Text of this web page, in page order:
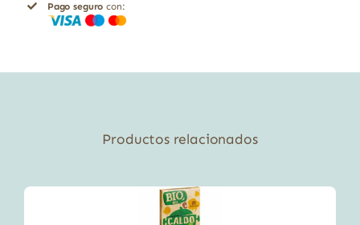
Pago seguro con:
Productos relacionados